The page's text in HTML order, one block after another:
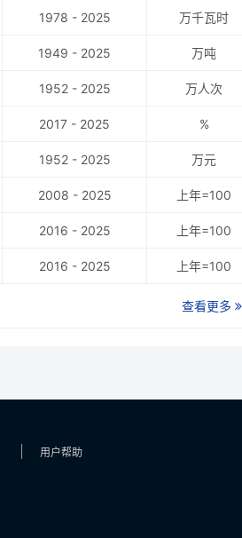
1978 - 2025 万千瓦时
1949 - 2025 万吨
1952 - 2025 万人次
2017 - 2025 %
1952 - 2025 万元
2008 - 2025 上年=100
2016 - 2025 上年=100
2016 - 2025 上年=100
查看更多
用户帮助